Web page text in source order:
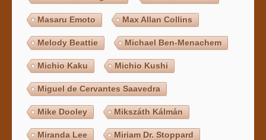
Masaru Emoto Max Allan Collins
Melody Beattie Michael Ben-Menachem
Michio Kaku Michio Kushi
Miguel de Cervantes Saavedra
Mike Dooley Mikszáth Kálmán
Miranda Lee Miriam Dr. Stoppard